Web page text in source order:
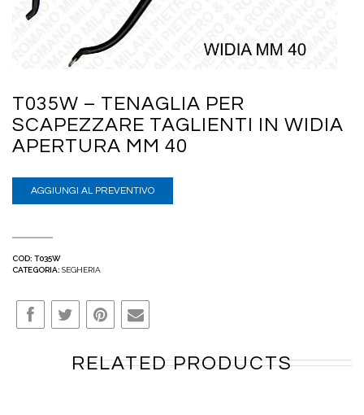
T035W – TENAGLIA PER
SCAPEZZARE TAGLIENTI IN WIDIA
APERTURA MM 40
AGGIUNGI AL PREVENTIVO
COD: T035W
CATEGORIA: SEGHERIA
RELATED PRODUCTS